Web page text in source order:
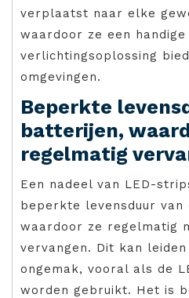
verplaatst naar elke
waardoor ze een
verlichtingsoplossing
omgevingen.
Beperkte
batterijen,
regelmatig
Een nadeel van LED-
beperkte levensduur van
waardoor ze regelmatig
vervangen. Dit kan
ongemak, vooral als de
worden gebruikt. Het is